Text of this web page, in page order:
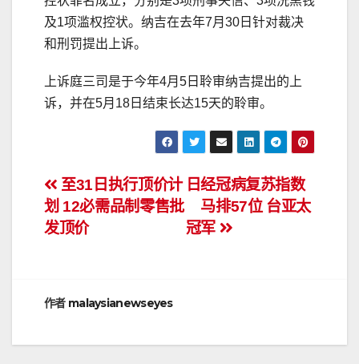
及1项滥权控状。纳吉在去年7月30日针对裁决
和刑罚提出上诉。
上诉庭三司是于今年4月5日聆审纳吉提出的上
诉，并在5月18日结束长达15天的聆审。
文
章
航
日经冠病复苏指数
马排57位 台亚太
冠军
至31日执行顶价计
划 12必需品制零售批
发顶价
作者 malaysianewseyes